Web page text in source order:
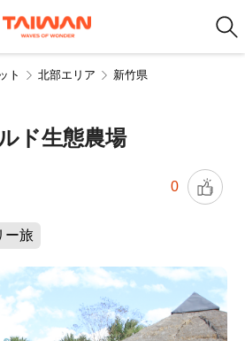
ト 北部エリア 新竹県
ド生態農場
0
ー旅